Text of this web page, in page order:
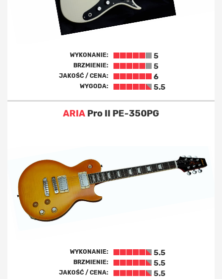
WYKONANIE: 5
BRZMIENIE: 5
JAKOŚĆ / CENA: 6
WYGODA: 5.5
ARIA Pro II PE-350PG
WYKONANIE: 5.5
BRZMIENIE: 5.5
JAKOŚĆ / CENA: 5.5